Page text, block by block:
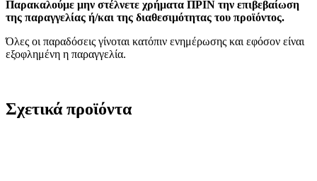
Παρακαλούμε μην στέλνετε χρήματα ΠΡΙΝ την επιβεβαίωση
της παραγγελίας ή/και της διαθεσιμότητας του προϊόντος.
Όλες οι παραδόσεις γίνοται κατόπιν ενημέρωσης και εφόσον είναι
εξοφλημένη η παραγγελία.
Σχετικά προϊόντα